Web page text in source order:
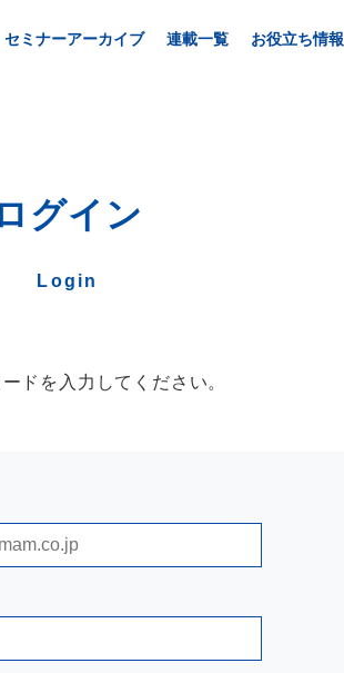
セミナーアーカイブ 連載一覧 お役立ち情報
ログイン
Login
ードを入力してください。